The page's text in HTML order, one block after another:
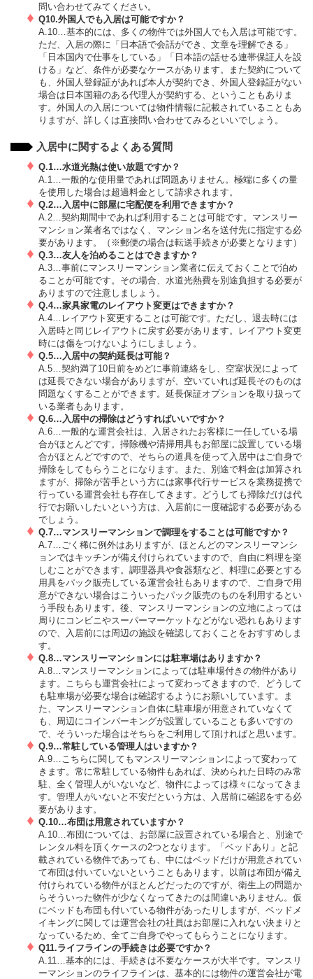
問い合わせてみてください。
Q10.外国人でも入居は可能ですか？
A.10…基本的には、多くの物件では外国人でも入居は可能です。
ただ、入居の際に「日本語で会話ができ、文章を理解できる」
「日本国内で仕事をしている」「日本語の話せる連帯保証人を設
ける」など、条件が必要なケースがあります。また契約について
も、外国人登録証があれば本人が契約でき、外国人登録証がない
場合は日本国籍のある代理人が契約する、ということもありま
す。外国人の入居については物件情報に記載されていることもあ
りますが、詳しくは直接問い合わせてみるといいでしょう。
入居中に関するよくある質問
Q.1…水道光熱は使い放題ですか？
A.1…一般的な使用量であれば問題ありません。極端に多くの量
を使用した場合は超過料金として請求されます。
Q.2…入居中に部屋に宅配便を利用できますか？
A.2…契約期間中であれば利用することは可能です。マンスリー
マンション業者名ではなく、マンション名を送付先に指定する必
要があります。（※郵便の場合は転送手続きが必要となります）
Q.3…友人を泊めることはできますか？
A.3…事前にマンスリーマンション業者に伝えておくことで泊め
ることが可能です。その場合、水道光熱費を別途負担する必要が
ありますので注意しましょう。
Q.4…家具家電のレイアウト変更はできますか？
A.4…レイアウト変更することは可能です。ただし、退去時には
入居時と同じレイアウトに戻す必要があります。レイアウト変更
時には傷をつけないようにしましょう。
Q.5…入居中の契約延長は可能？
A.5…契約満了10日前をめどに事前連絡をし、空室状況によって
は延長できない場合がありますが、空いていれば延長そのものは
問題なくすることができます。延長保証オプションを取り扱って
いる業者もあります。
Q.6…入居中の掃除はどうすればいいですか？
A.6…一般的な運営会社は、入居されたお客様に一任している場
合がほとんどです。掃除機や清掃用具もお部屋に設置している場
合がほとんどですので、そちらの道具を使って入居中はご自身で
掃除をしてもらうことになります。また、別途で料金は加算され
ますが、掃除が苦手という方には家事代行サービスを業務提携で
行っている運営会社も存在してきます。どうしても掃除だけは代
行でお願いしたいという方は、入居前に一度確認する必要がある
でしょう。
Q.7…マンスリーマンションで調理をすることは可能ですか？
A.7…ごく稀に例外はありますが、ほとんどのマンスリーマンシ
ョンではキッチンが備え付けられていますので、自由に料理を楽
しむことができます。調理器具や食器類など、料理に必要とする
用具をパック販売している運営会社もありますので、ご自身で用
意ができない場合はこういったパック販売のものを利用するとい
う手段もあります。後、マンスリーマンションの立地によっては
周りにコンビニやスーパーマーケットなどがない恐れもあります
ので、入居前には周辺の施設を確認しておくことをおすすめしま
す。
Q.8…マンスリーマンションには駐車場はありますか？
A.8…マンスリーマンションによっては駐車場付きの物件があり
ます。こちらも運営会社によって変わってきますので、どうして
も駐車場が必要な場合は確認するようにお願いしています。ま
た、マンスリーマンション自体に駐車場が用意されていなくて
も、周辺にコインパーキングが設置していることも多いですの
で、そういった場合はそちらをご利用して頂ければと思います。
Q.9…常駐している管理人はいますか？
A.9…こちらに関してもマンスリーマンションによって変わって
きます。常に常駐している物件もあれば、決められた日時のみ常
駐、全く管理人がいないなど、物件によっては様々になってきま
す。管理人がいないと不安だという方は、入居前に確認をする必
要があります。
Q.10…布団は用意されていますか？
A.10…布団については、お部屋に設置されている場合と、別途で
レンタル料を頂くケースの2つとなります。「ベッドあり」と記
載されている物件であっても、中にはベッドだけが用意されてい
て布団は付いていないということもあります。以前は布団が備え
付けられている物件がほとんどだったのですが、衛生上の問題か
らそういった物件が少なくなってきたのは間違いありません。仮
にベッドも布団も付いている物件があったりしますが、ベッドメ
イキングに関しては運営会社の社員はお部屋に入れない決まりと
なっているため、全てご自身でやってもらうことになります。
Q11.ライフラインの手続きは必要ですか？
A.11…基本的には、手続きは不要なケースが大半です。マンスリ
ーマンションのライフラインは、基本的には物件の運営会社が電